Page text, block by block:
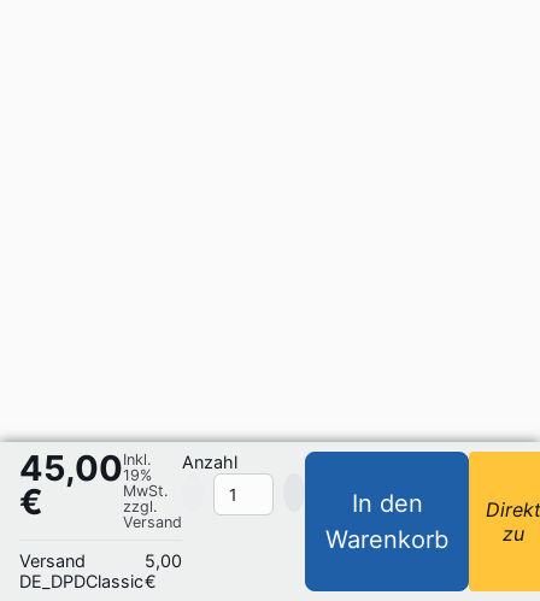
45,00
€
Inkl.
19%
MwSt.
zzgl.
Versand
Versand
DE_DPDClassic
5,00
€
Anzahl
In den
Warenkorb
zu